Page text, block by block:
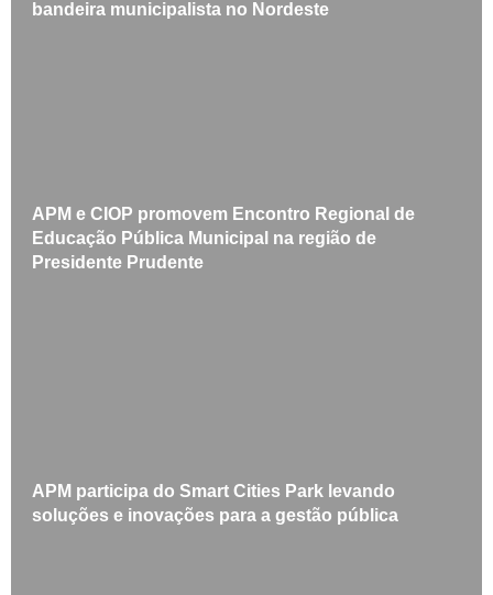
bandeira municipalista no Nordeste
APM e CIOP promovem Encontro Regional de
Educação Pública Municipal na região de
Presidente Prudente
APM participa do Smart Cities Park levando
soluções e inovações para a gestão pública